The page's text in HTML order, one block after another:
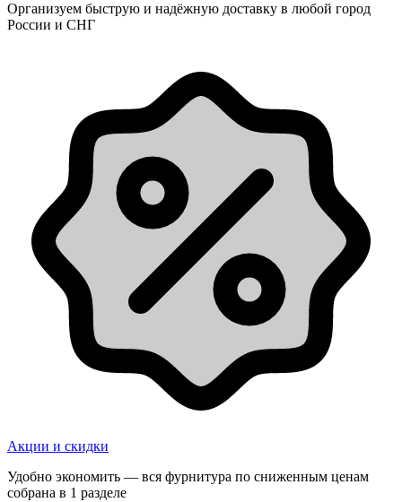
Организуем быструю и надёжную доставку в любой город
России и СНГ
Акции и скидки
Удобно экономить — вся фурнитура по сниженным ценам
собрана в 1 разделе